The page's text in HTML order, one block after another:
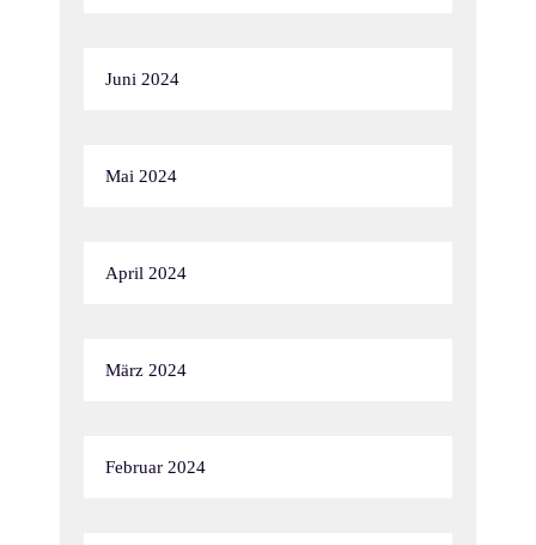
Juni 2024
Mai 2024
April 2024
März 2024
Februar 2024